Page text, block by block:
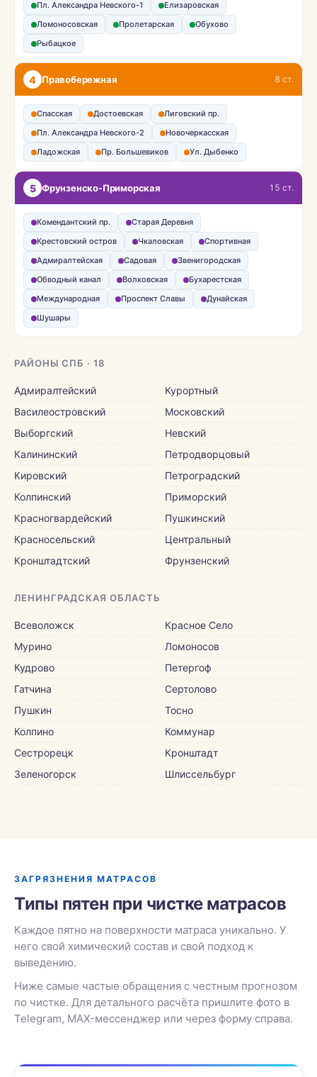
Пл. Александра Невского-1
Елизаровская
Ломоносовская
Пролетарская
Обухово
Рыбацкое
4 Правобережная 8 ст.
Спасская Достоевская
Лиговский пр.
Пл. Александра Невского-2
Новочеркасская
Ладожская
Пр. Большевиков Ул. Дыбенко
5 Фрунзенско-Приморская 15 ст.
Комендантский пр.
Старая Деревня
Крестовский остров
Чкаловская
Спортивная
Адмиралтейская
Садовая
Звенигородская
Обводный канал
Волковская
Бухарестская
Международная
Проспект Славы
Дунайская
Шушары
РАЙОНЫ СПБ · 18
Адмиралтейский
Василеостровский
Выборгский
Калининский
Кировский
Колпинский
Красногвардейский
Красносельский
Кронштадтский
Курортный
Московский
Невский
Петродворцовый
Петроградский
Приморский
Пушкинский
Центральный
Фрунзенский
ЛЕНИНГРАДСКАЯ ОБЛАСТЬ
Всеволожск
Мурино
Кудрово
Гатчина
Пушкин
Колпино
Сестрорецк
Зеленогорск
Красное Село
Ломоносов
Петергоф
Сертолово
Тосно
Коммунар
Кронштадт
Шлиссельбург
ЗАГРЯЗНЕНИЯ МАТРАСОВ
Типы пятен при чистке матрасов
Каждое пятно на поверхности матраса уникально. У
него свой химический состав и свой подход к
выведению.
Ниже самые частые обращения с честным прогнозом
по чистке. Для детального расчёта пришлите фото в
Telegram, MAX-мессенджер или через форму справа.